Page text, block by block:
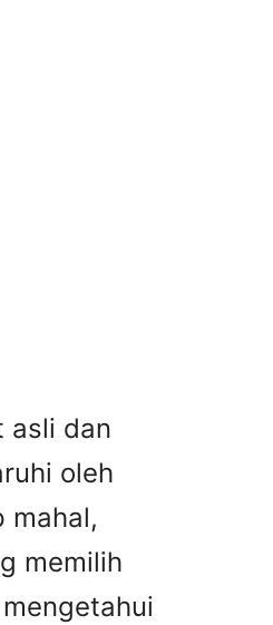
asli dan
oleh
mahal,
memilih